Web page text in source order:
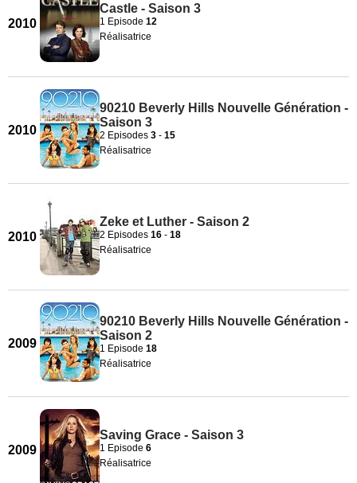
2010
Castle - Saison 3
1 Episode 12
Réalisatrice
2010
90210 Beverly Hills Nouvelle Génération -
Saison 3
2 Episodes 3 - 15
Réalisatrice
2010
Zeke et Luther - Saison 2
2 Episodes 16 - 18
Réalisatrice
2009
90210 Beverly Hills Nouvelle Génération -
Saison 2
1 Episode 18
Réalisatrice
2009
Saving Grace - Saison 3
1 Episode 6
Réalisatrice